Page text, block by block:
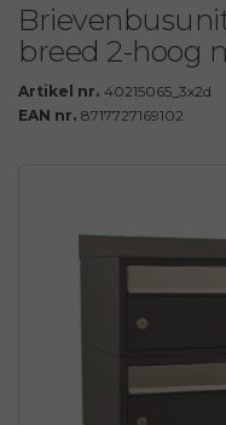
breed 2-hoog
Artikel nr. 40215065_3x2d
EAN nr. 8717727169102